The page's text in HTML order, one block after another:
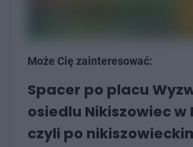
Może Cię zainteresować:
Spacer po placu
osiedlu Nikiszowiec
czyli po